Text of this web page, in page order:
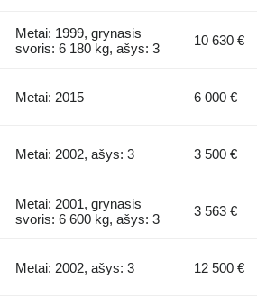
Metai: 1999, grynasis
svoris: 6 180 kg, ašys: 3
10 630 €
Metai: 2015 6 000 €
Metai: 2002, ašys: 3 3 500 €
Metai: 2001, grynasis
svoris: 6 600 kg, ašys: 3
3 563 €
Metai: 2002, ašys: 3 12 500 €